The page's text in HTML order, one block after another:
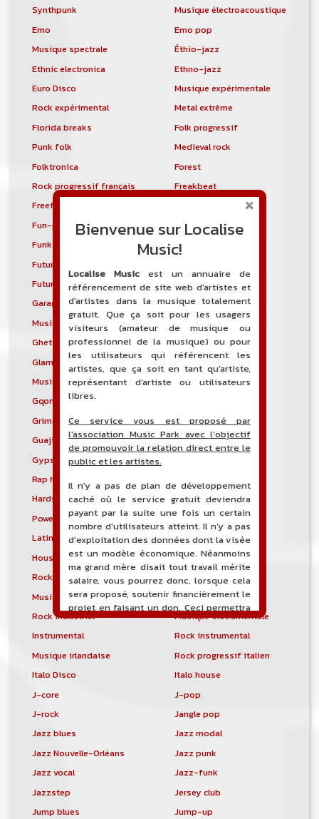
Synthpunk
Musique électroacoustique
Emo
Emo pop
Musique spectrale
Éthio-jazz
Ethnic electronica
Ethno-jazz
Euro Disco
Musique expérimentale
Rock expérimental
Metal extrême
Florida breaks
Folk progressif
Punk folk
Medieval rock
Folktronica
Forest
Rock progressif français
Freakbeat
Freeform hardcore
Fun-punk
Funkstep
Funktronica
Funky house
Future bass
Future house
G-funk
Garage house
Garage punk
Musique mixte
Ghetto house
Ghettotech
Glam metal
Glam punk
Gospel blues
Musique gothique
Rock gothique
Gqom
Grime
Groove metal
Guajira
Guaracha
Gypsy punk
Rap hardcore
Industrial hardcore
Hardstep
Hardstyle
Power noise
Heavenly voices
Latin metal
Musique hindoustanie
House progressive
Tropical house
Rock indépendant
Indietronica
Musique industrielle
Metal industriel
Rock industriel
Musique instrumentale
Instrumental
Rock instrumental
Musique irlandaise
Rock progressif italien
Italo Disco
Italo house
J-core
J-pop
J-rock
Jangle pop
Jazz blues
Jazz modal
Jazz Nouvelle-Orléans
Jazz punk
Jazz vocal
Jazz-funk
Jazzstep
Jersey club
Jump blues
Jump-up
Bienvenue sur Localise
Music!
Localise Music est un annuaire de
référencement de site web d'artistes et
d'artistes dans la musique totalement
gratuit. Que ça soit pour les usagers
visiteurs (amateur de musique ou
professionnel de la musique) ou pour
les utilisateurs qui référencent les
artistes, que ça soit en tant qu'artiste,
représentant d'artiste ou utilisateurs
libres.
Ce service vous est proposé par
l'association Music Park avec l'objectif
de promouvoir la relation direct entre le
public et les artistes.
Il n'y a pas de plan de développement
caché où le service gratuit deviendra
payant par la suite une fois un certain
nombre d'utilisateurs atteint. Il n'y a pas
d'exploitation des données dont la visée
est un modèle économique. Néanmoins
ma grand mère disait tout travail mérite
salaire, vous pourrez donc, lorsque cela
sera proposé, soutenir financièrement le
projet en faisant un don. Ceci permettra
de financer l'hébergement, le nom de
domaine, les heures de maintenance et
une campagne de communication. Il va
de soit que l'ensemble de la
comptabilité sera totalement publique
visible directement sur le site.
Un nouveau service de petites annonces
pour musicien vous est proposé sur le
site. Ce service permet, lorsque vous
êtes musiciens ou un groupe, un
musicen(s) ou un groupe, un orchestre,
un DJ, etc...